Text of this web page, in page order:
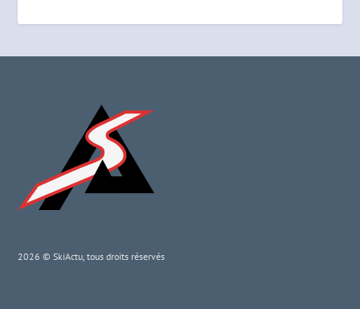
2026 © SkiActu, tous droits réservés